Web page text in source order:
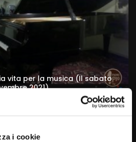
i cookie
vita per la musica (Il sabato
2021)
22 0